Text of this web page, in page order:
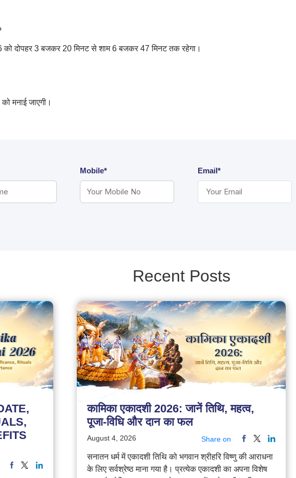
को दोपहर 3 बजकर 20 मिनट से शाम 6 बजकर 47 मिनट तक रहेगा।
मनाई जाएगी।
Mobile* Email*
Recent Posts
कामिका एकादशी 2026: जानें तिथि, महत्व,
पूजा-विधि और दान का फल
August 4, 2026 Share on
सनातन धर्म में एकादशी तिथि को भगवान श्रीहरि विष्णु की आराधना
के लिए सर्वश्रेष्ठ माना गया है। प्रत्येक एकादशी का अपना विशेष